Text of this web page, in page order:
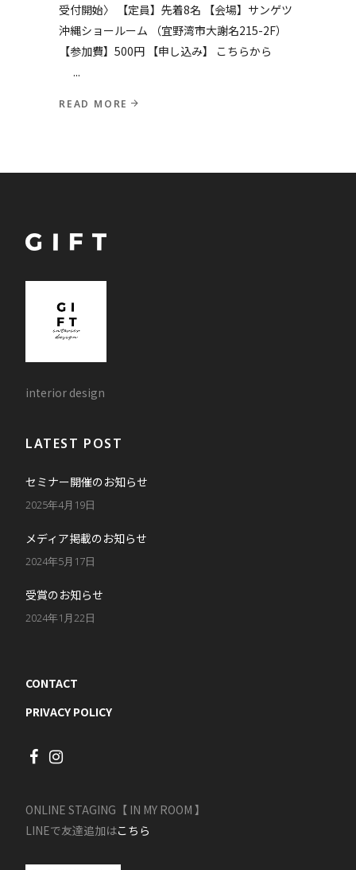
受付開始〉 【定員】先着8名 【会場】サンゲツ
沖縄ショールーム （宜野湾市大謝名215-2F）
【参加費】500円 【申し込み】 こちらから
READ MORE
interior design
LATEST POST
セミナー開催のお知らせ
2025年4月19日
メディア掲載のお知らせ
2024年5月17日
受賞のお知らせ
2024年1月22日
CONTACT
PRIVACY POLICY
ONLINE STAGING【 IN MY ROOM 】
LINEで友達追加はこちら